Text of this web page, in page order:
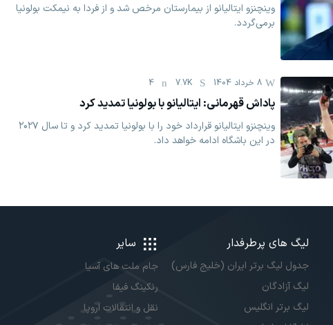
وینچنزو ایتالیانو از بیمارستان مرخص شد و از فردا به نیمکت بولونیا
برمی‌گردد.
8 خرداد 1404 7.7K
4
پاداش قهرمانی: ایتالیانو با بولونیا تمدید کرد
وینچنزو ایتالیانو قرارداد خود را با بولونیا تمدید کرد و تا سال ۲۰۲۷
در این باشگاه ادامه خواهد داد.
لیگ های پرطرفدار
جدول لیگ برتر ایران (خلیج فارس)
لیگ آزادگان
لیگ برتر انگلیس
سایر
جام ملت های آسیا
رنکینگ فیفا
نقل و انتقالات اروپا